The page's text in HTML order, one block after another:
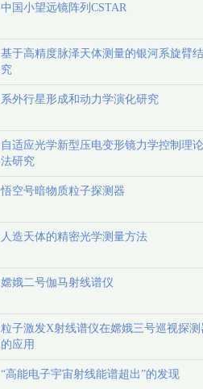
中国小望远镜阵列CSTAR
基于高精度脉泽天体测量的银河系旋臂
究
系外行星形成和动力学演化研究
自适应光学新型压电变形镜力学控制理
法研究
悟空号暗物质粒子探测器
人造天体的精密光学测量方法
嫦娥二号伽马射线谱仪
粒子激发X射线谱仪在嫦娥三号巡视探测
的应用
“高能电子宇宙射线能谱超出”的发现